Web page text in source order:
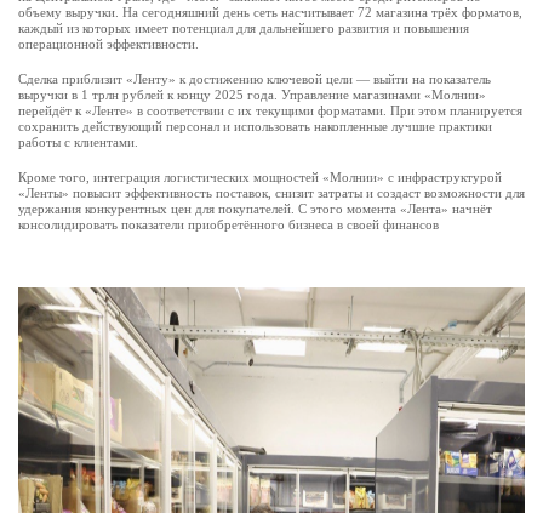
объему выручки. На сегодняшний день сеть насчитывает 72 магазина трёх форматов,
каждый из которых имеет потенциал для дальнейшего развития и повышения
операционной эффективности.
Сделка приблизит «Ленту» к достижению ключевой цели — выйти на показатель
выручки в 1 трлн рублей к концу 2025 года. Управление магазинами «Молнии»
перейдёт к «Ленте» в соответствии с их текущими форматами. При этом планируется
сохранить действующий персонал и использовать накопленные лучшие практики
работы с клиентами.
Кроме того, интеграция логистических мощностей «Молнии» с инфраструктурой
«Ленты» повысит эффективность поставок, снизит затраты и создаст возможности для
удержания конкурентных цен для покупателей. С этого момента «Лента» начнёт
консолидировать показатели приобретённого бизнеса в своей финансов